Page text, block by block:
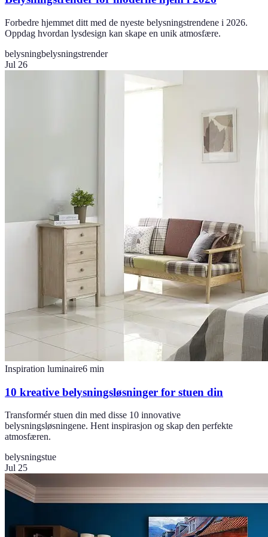
Forbedre hjemmet ditt med de nyeste belysningstrendene i 2026.
Oppdag hvordan lysdesign kan skape en unik atmosfære.
belysningbelysningstrender
Jul 26
Inspiration luminaire6 min
10 kreative belysningsløsninger for stuen din
Transformér stuen din med disse 10 innovative
belysningsløsningene. Hent inspirasjon og skap den perfekte
atmosfæren.
belysningstue
Jul 25